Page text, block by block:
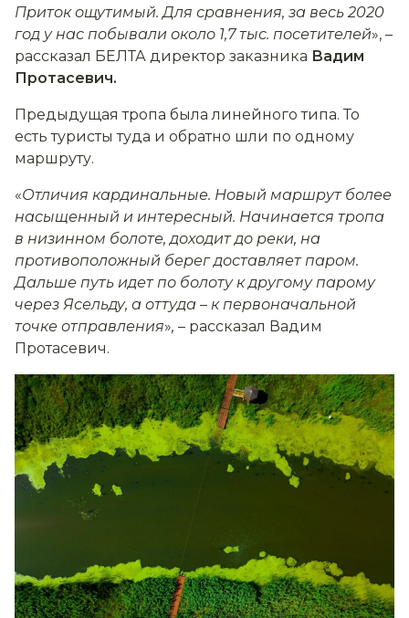
Приток ощутимый. Для сравнения, за весь 2020
год у нас побывали около 1,7 тыс. посетителей», –
рассказал БЕЛТА директор заказника Вадим
Протасевич.
Предыдущая тропа была линейного типа. То
есть туристы туда и обратно шли по одному
маршруту.
«Отличия кардинальные. Новый маршрут более
насыщенный и интересный. Начинается тропа
в низинном болоте, доходит до реки, на
противоположный берег доставляет паром.
Дальше путь идет по болоту к другому парому
через Ясельду, а оттуда – к первоначальной
точке отправления», – рассказал Вадим
Протасевич.